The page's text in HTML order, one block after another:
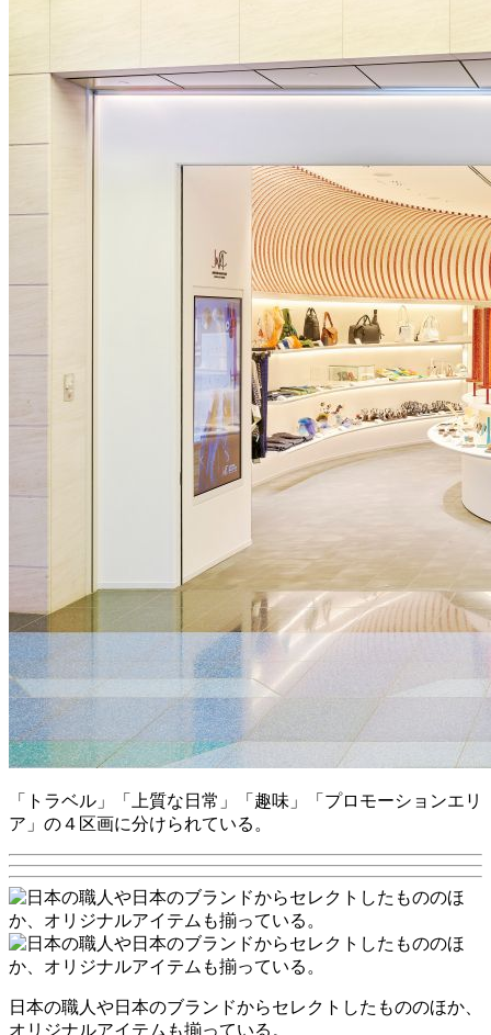
「トラベル」「上質な日常」「趣味」「プロモーションエリ
ア」の４区画に分けられている。
日本の職人や日本のブランドからセレクトしたもののほか、
オリジナルアイテムも揃っている。